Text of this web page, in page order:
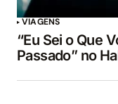
VIAGENS
“Eu Sei o Que
Passado” no